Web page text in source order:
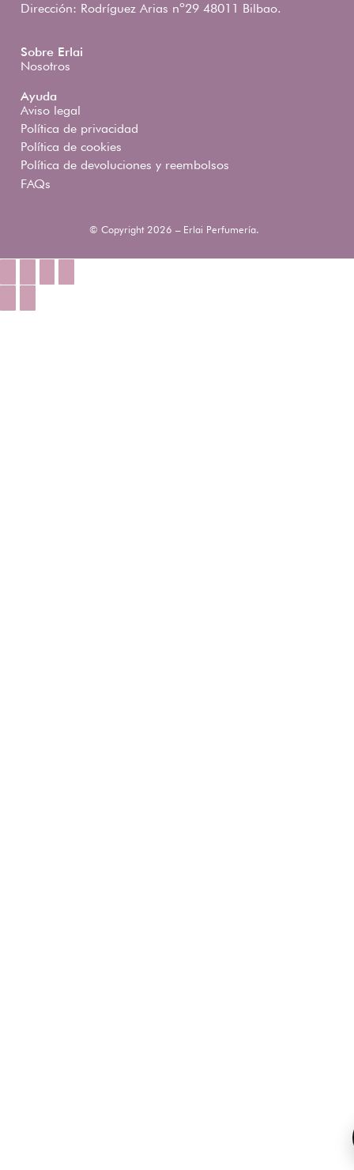
Dirección: Rodríguez Arias nº29 48011 Bilbao.
Sobre Erlai
Nosotros
Ayuda
Aviso legal
Política de privacidad
Política de cookies
Política de devoluciones y reembolsos
FAQs
© Copyright 2026 – Erlai Perfumería.